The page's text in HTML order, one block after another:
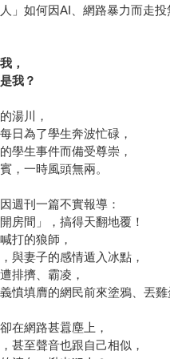
」如何因AI、網路暴力而走投
，
我？
湯川，
日為了學生奔波忙碌，
學生事件而備受尊崇，
，一時風頭無兩。
週刊一篇不實報導：
房間」，搞得天翻地覆！
打的狼師，
與妻子的感情遁入冰點，
排擠、霸凌，
憤填膺的網民前來塗鴉、丟雞
在網路甚囂塵上，
甚至聲音也跟自己相似，